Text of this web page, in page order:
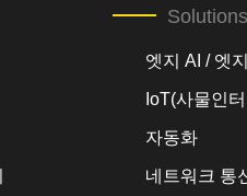
Solutions
엣지 AI / 엣
IoT(사물인
자동화
네트워크 통